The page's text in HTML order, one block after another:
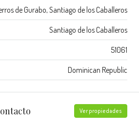
de Gurabo, Santiago de los Caballeros
Santiago de los Caballeros
51061
Dominican Republic
Ver propiedades